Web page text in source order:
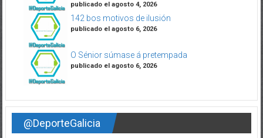
publicado el agosto 4, 2026
142 bos motivos de ilusión
publicado el agosto 6, 2026
O Sénior súmase á pretempada
publicado el agosto 6, 2026
@DeporteGalicia